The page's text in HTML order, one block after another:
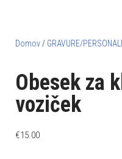
Domov / GRAVURE/
Obesek za
voziček
€15.00